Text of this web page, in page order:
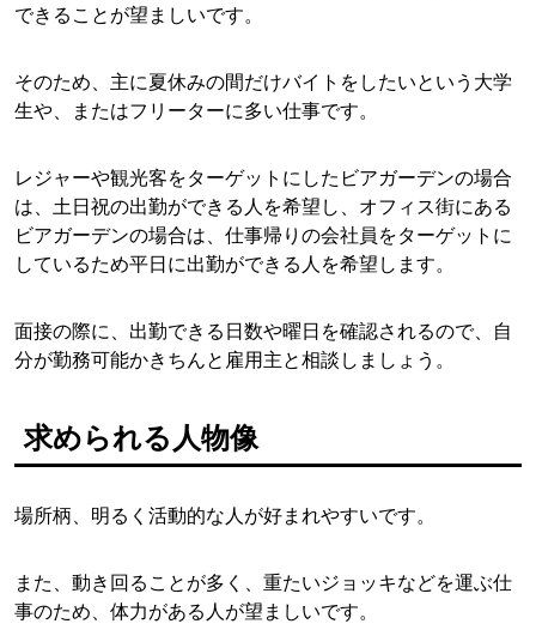
できることが望ましいです。
そのため、主に夏休みの間だけバイトをしたいという大学
生や、またはフリーターに多い仕事です。
レジャーや観光客をターゲットにしたビアガーデンの場合
は、土日祝の出勤ができる人を希望し、オフィス街にある
ビアガーデンの場合は、仕事帰りの会社員をターゲットに
しているため平日に出勤ができる人を希望します。
面接の際に、出勤できる日数や曜日を確認されるので、自
分が勤務可能かきちんと雇用主と相談しましょう。
求められる人物像
場所柄、明るく活動的な人が好まれやすいです。
また、動き回ることが多く、重たいジョッキなどを運ぶ仕
事のため、体力がある人が望ましいです。